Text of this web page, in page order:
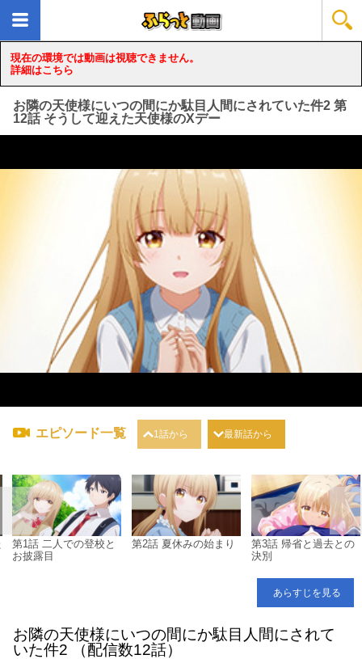
現在の環境では動画は視聴できません。
詳細はこちら
お隣の天使様にいつの間にか駄目人間にされていた件2 第
12話 そうして迎えた天使様のXデー
loading...
エピソード一覧 1話から 最新話から
第1話 二人での登校と
お披露目
第2話 夏休みの始まり
第3話 帰省と過去との
決別
あらすじを見る
お隣の天使様にいつの間にか駄目人間にされて
いた件2 （配信数12話）